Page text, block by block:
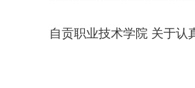
自贡职业技术学院 关于认